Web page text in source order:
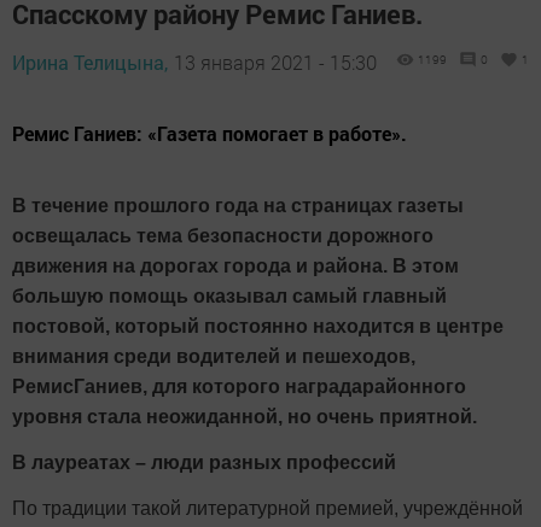
Спасскому району Ремис Ганиев.
Ирина Телицына, 13 января 2021 - 15:30 1199 0 1
Ремис Ганиев: «Газета помогает в работе».
В течение прошлого года на страницах газеты
освещалась тема безопасности дорожного
движения на дорогах города и района. В этом
большую помощь оказывал самый главный
постовой, который постоянно находится в центре
внимания среди водителей и пешеходов,
РемисГаниев, для которого наградарайонного
уровня стала неожиданной, но очень приятной.
В лауреатах – люди разных профессий
По традиции такой литературной премией, учреждённой